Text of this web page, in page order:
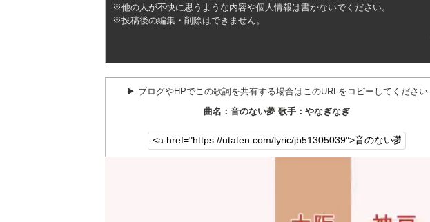
※他の人が不快に思うような内容や個人情報は書かないでください。
※投稿後の編集・削除はできません。
▶︎ ブログやHPでこの歌詞を共有する場合はこのURLをコピーしてください
曲名：音のない夢 歌手：やなぎなぎ